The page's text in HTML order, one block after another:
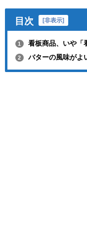
目次 [非表示]
1 看板商品、いや「
2 バターの風味がよ